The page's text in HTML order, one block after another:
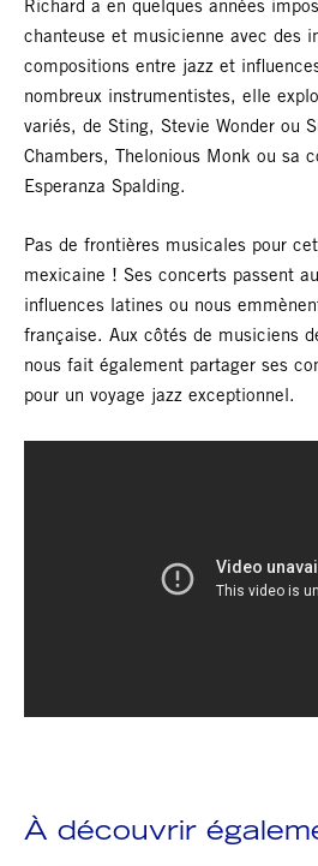
Richard a en quelques années
chanteuse et musicienne avec des
compositions entre jazz et
nombreux instrumentistes, elle
variés, de Sting, Stevie Wonder ou
Chambers, Thelonious Monk ou sa
Esperanza Spalding.
Pas de frontières musicales pour
mexicaine ! Ses concerts passent
influences latines ou nous
française. Aux côtés de musiciens
nous fait également partager ses
pour un voyage jazz exceptionnel.
À découvrir